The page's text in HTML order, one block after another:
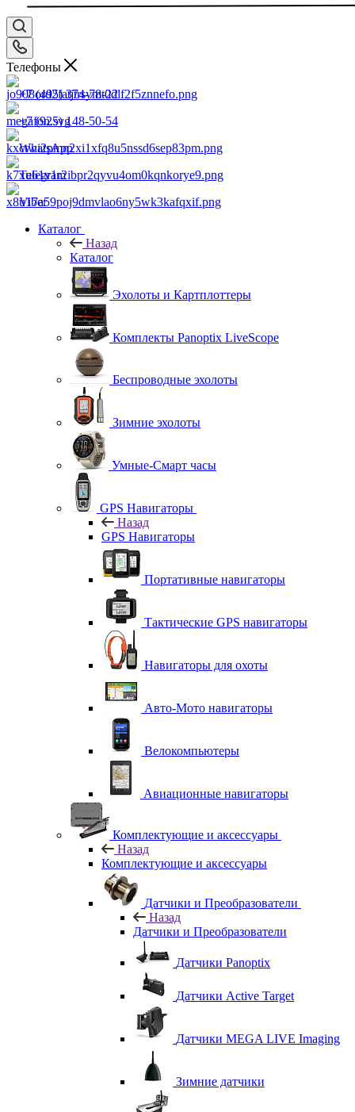
Телефоны
+7 (495) 374-78-22
+7 (925) 148-50-54
WhatsApp
Telegram
Viber
Каталог
Назад
Каталог
Эхолоты и Картплоттеры
Комплекты Panoptix LiveScope
Беспроводные эхолоты
Зимние эхолоты
Умные-Смарт часы
GPS Навигаторы
Назад
GPS Навигаторы
Портативные навигаторы
Тактические GPS навигаторы
Навигаторы для охоты
Авто-Мото навигаторы
Велокомпьютеры
Авиационные навигаторы
Комплектующие и аксессуары
Назад
Комплектующие и аксессуары
Датчики и Преобразователи
Назад
Датчики и Преобразователи
Датчики Panoptix
Датчики Active Target
Датчики MEGA LIVE Imaging
Зимние датчики